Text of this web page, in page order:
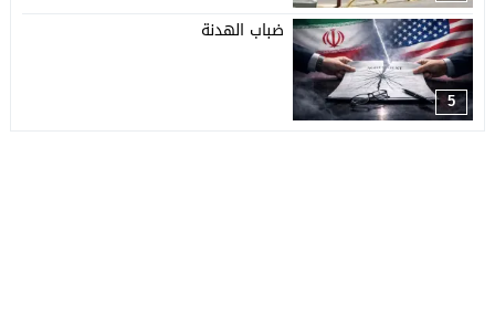
5
ضباب الهدنة